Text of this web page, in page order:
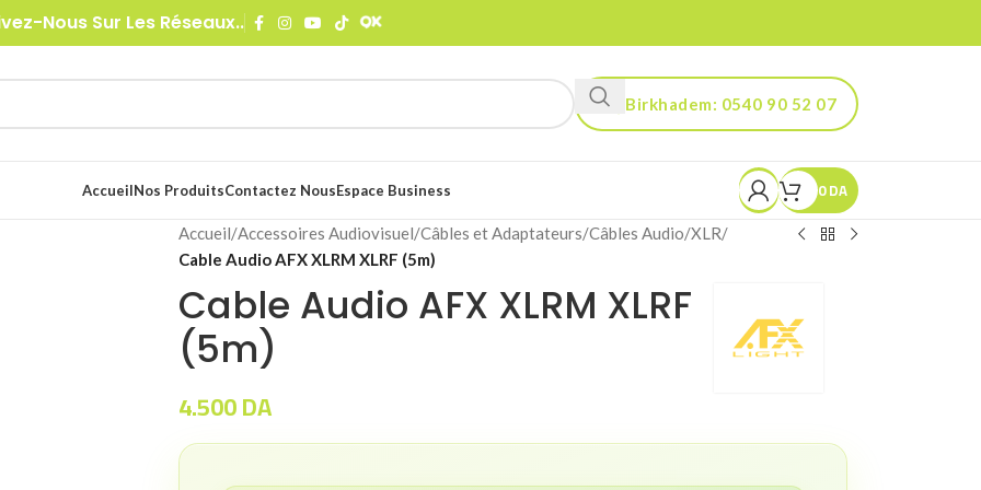
Nous Sur Les Réseaux..
Birkhadem: 0540 90 52 07
Kouba: 0560 90 52 03
AccueilNos ProduitsContactez NousEspace Business 0DA
Accueil/Accessoires Audiovisuel/Câbles et Adaptateurs/Câbles Audio/XLR/
Cable Audio AFX XLRM XLRF (5m)
Cable Audio AFX XLRM XLRF
(5m)
4.500DA